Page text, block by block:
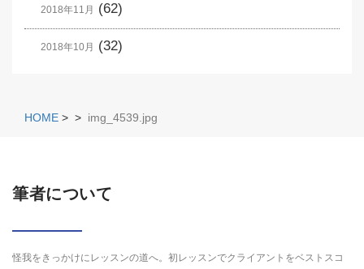
2018年11月 (62)
2018年10月 (32)
HOME > > img_4539.jpg
筆者について
怪我をきっかけにレッスンの道へ。初レッスンでクライアントをベストスコ